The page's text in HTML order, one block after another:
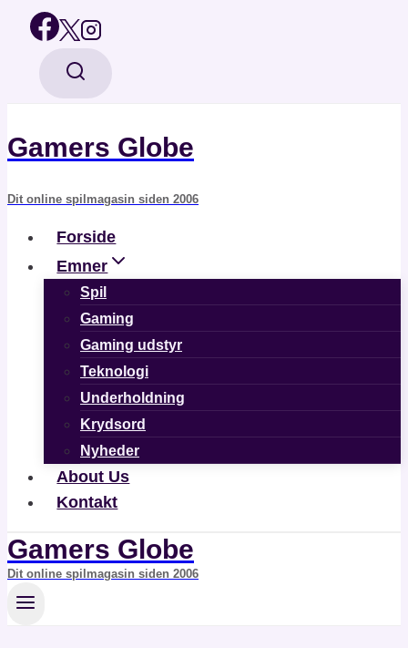
Fortsæt
Gamers Globe
Dit online spilmagasin siden 2006
Forside
Emner
Spil
Gaming
Gaming udstyr
Teknologi
Underholdning
Krydsord
Nyheder
About Us
Kontakt
Gamers Globe
Dit online spilmagasin siden 2006